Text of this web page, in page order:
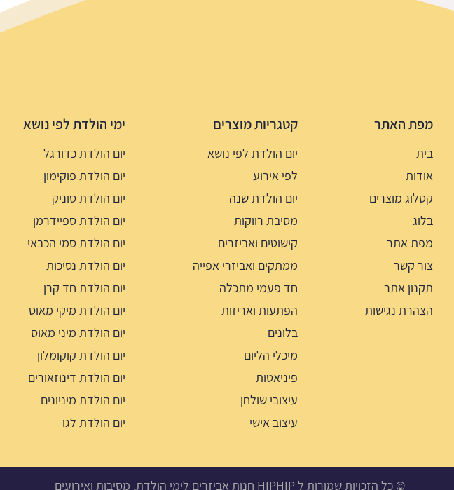
מפת האתר
בית
אודות
קטלוג מוצרים
בלוג
מפת אתר
צור קשר
תקנון אתר
הצהרת נגישות
קטגריות מוצרים
יום הולדת לפי נושא
לפי אירוע
יום הולדת שנה
מסיבת רווקות
קישוטים ואביזרים
ממתקים ואביזרי אפייה
חד פעמי מתכלה
הפתעות ואריזות
בלונים
מיכלי הליום
פיניאטות
עיצובי שולחן
עיצוב אישי
ימי הולדת לפי נושא
יום הולדת כדורגל
יום הולדת פוקימון
יום הולדת סוניק
יום הולדת ספיידרמן
יום הולדת סמי הכבאי
יום הולדת נסיכות
יום הולדת חד קרן
יום הולדת מיקי מאוס
יום הולדת מיני מאוס
יום הולדת קוקומלון
יום הולדת דינוזאורים
יום הולדת מיניונים
יום הולדת לגו
© כל הזכויות שמורות ל HIPHIP חנות אביזרים לימי הולדת, מסיבות ואירועים